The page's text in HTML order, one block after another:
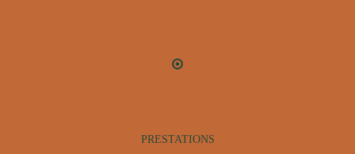
PRESTATIONS